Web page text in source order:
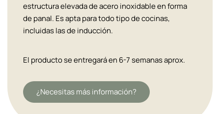
estructura elevada de acero inoxidable en forma
de panal. Es apta para todo tipo de cocinas,
incluidas las de inducción.
El producto se entregará en 6-7 semanas aprox.
¿Necesitas más información?